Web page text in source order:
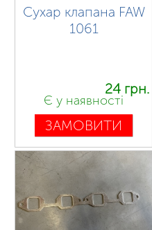
Сухар клапана FAW
1061
24 грн.
Є у наявності
ЗАМОВИТИ